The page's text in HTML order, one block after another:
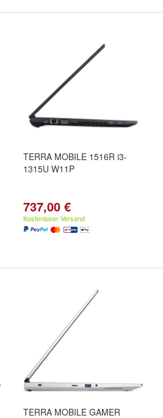
TERRA MOBILE 1516R i3-
1315U W11P
737,00 €
Kostenloser Versand
TERRA MOBILE GAMER